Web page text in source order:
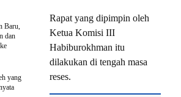
Rapat yang dipimpin oleh
Ketua Komisi III
Habiburokhman itu
dilakukan di tengah masa
reses.
Baru,
dan
yang